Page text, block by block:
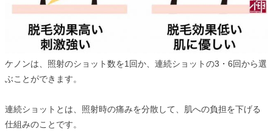
ケノンは、照射のショット数を1回か、連続ショットの3・6回から選
ぶことができます。
連続ショットとは、照射時の痛みを分散して、肌への負担を下げる
仕組みのことです。